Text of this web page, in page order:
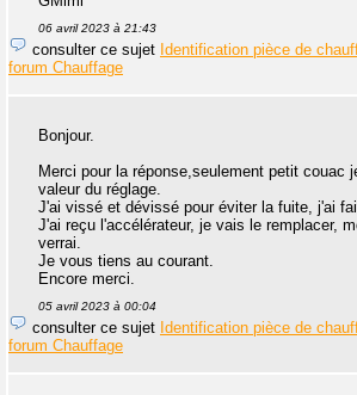
06 avril 2023 à 21:43
consulter ce sujet Identification pièce de
forum Chauffage
Bonjour.
Merci pour la réponse,seulement petit couac
valeur du réglage.
J'ai vissé et dévissé pour éviter la fuite, j'ai
J'ai reçu l'accélérateur, je vais le remplacer,
verrai.
Je vous tiens au courant.
Encore merci.
05 avril 2023 à 00:04
consulter ce sujet Identification pièce de
forum Chauffage